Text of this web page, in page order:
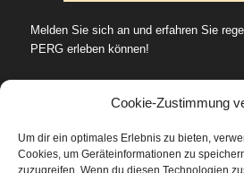
Cookie-Zustimmung
Um dir ein optimales Erlebnis zu bieten,
Cookies, um Geräteinformationen zu
zuzugreifen. Wenn du diesen Technologien
Melden Sie sich an und erfahren Sie
PERG erleben können!
SUCHE…